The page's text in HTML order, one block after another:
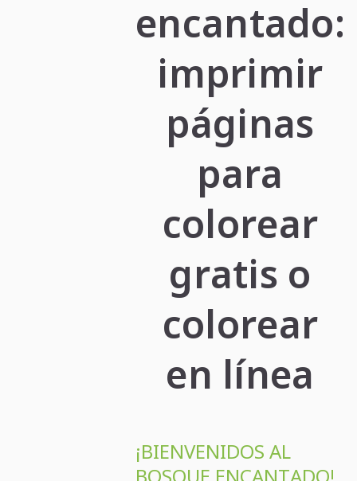
encantado:
imprimir
páginas
para
colorear
gratis o
colorear
en línea
¡BIENVENIDOS AL
BOSQUE ENCANTADO!